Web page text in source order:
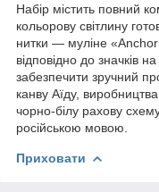
Набір містить повний
кольорову світлину
нитки — муліне
відповідно до значків
забезпечити зручний
канву Аїду,
чорно-білу рахову
російською мовою.
Приховати